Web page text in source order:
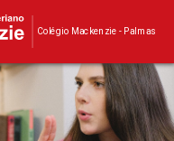
Colégio Mackenzie - Palmas